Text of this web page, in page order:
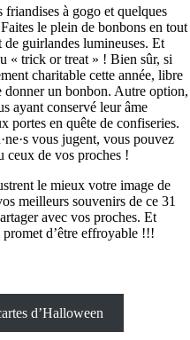
à gogo et quelques
le plein de bonbons en tout
de guirlandes lumineuses. Et
« trick or treat » ! Bien sûr, si
charitable cette année, libre
donner un bonbon. Autre option,
ayant conservé leur âme
portes en quête de confiseries.
vous jugent, vous pouvez
ceux de vos proches !
le mieux votre image de
meilleurs souvenirs de ce 31
avec vos proches. Et
d’être effroyable !!!
d’Halloween